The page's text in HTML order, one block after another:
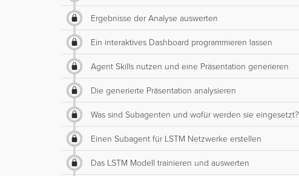
Ergebnisse der Analyse auswerten
Ein interaktives Dashboard programmieren lassen
Agent Skills nutzen und eine Präsentation generieren
Die generierte Präsentation analysieren
Was sind Subagenten und wofür werden sie eingesetzt?
Einen Subagent für LSTM Netzwerke erstellen
Das LSTM Modell trainieren und auswerten